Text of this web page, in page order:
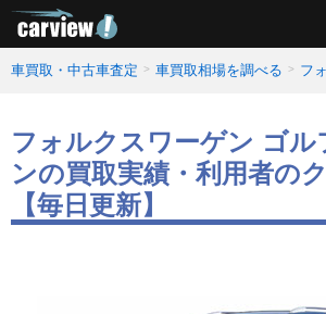
車買取・中古車査定 車買取相場を調べる フ
フォルクスワーゲン ゴル
ンの買取実績・利用者の
【毎日更新】